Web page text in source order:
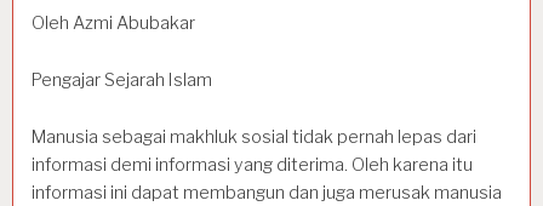
Oleh Azmi Abubakar
Pengajar Sejarah Islam
Manusia sebagai makhluk sosial tidak pernah lepas dari
informasi demi informasi yang diterima. Oleh karena itu
informasi ini dapat membangun dan juga merusak manusia